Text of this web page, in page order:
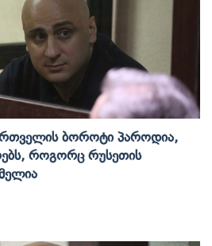
Ბოროტი Პაროდია,
Როგორც Რუსეთის